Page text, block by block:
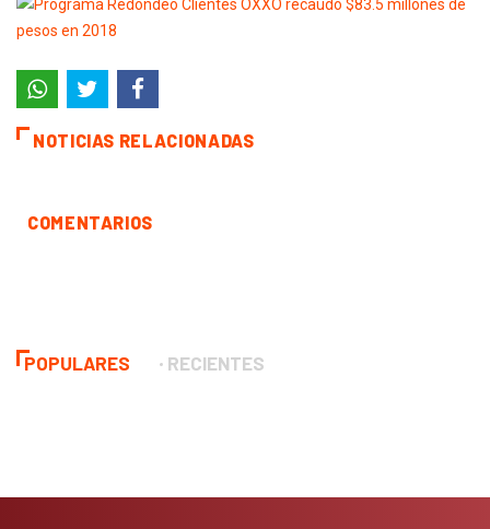
NOTICIAS RELACIONADAS
COMENTARIOS
POPULARES RECIENTES